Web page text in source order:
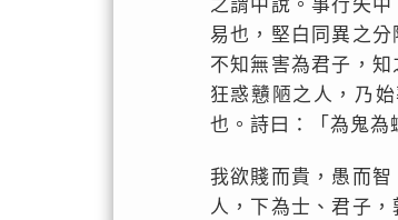
之謂中說。事行失
易也，堅白同異之
不知無害為君子，
狂惑戇陋之人，乃
也。詩曰：「為鬼為
我欲賤而貴，愚而
人，下為士、君子